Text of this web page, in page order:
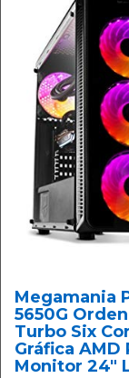
Megamania
5650G
Turbo Six
Gráfica AMD
Monitor 24"